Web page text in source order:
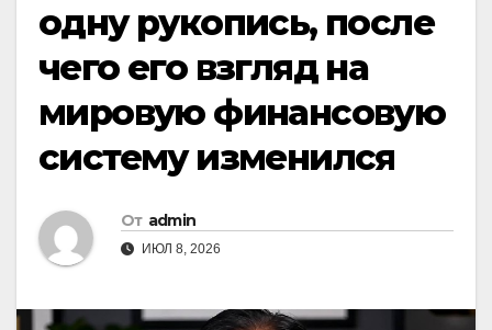
одну рукопись, после
чего его взгляд на
мировую финансовую
систему изменился
От admin
ИЮЛ 8, 2026